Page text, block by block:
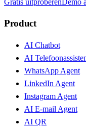
Gratis uitproberenDemo
Product
AI Chatbot
AI
WhatsApp Agent
LinkedIn Agent
Instagram Agent
AI E-mail Agent
AI QR